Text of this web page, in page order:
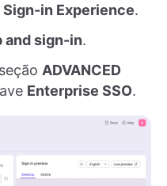
Sign-in Experience.
and sign-in.
ADVANCED
Enterprise SSO.